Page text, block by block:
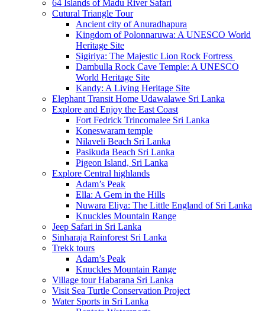
64 Islands of Madu River Safari
Cutural Triangle Tour
Ancient city of Anuradhapura
Kingdom of Polonnaruwa: A UNESCO World
Heritage Site
Sigiriya: The Majestic Lion Rock Fortress
Dambulla Rock Cave Temple: A UNESCO
World Heritage Site
Kandy: A Living Heritage Site
Elephant Transit Home Udawalawe Sri Lanka
Explore and Enjoy the East Coast
Fort Fedrick Trincomalee Sri Lanka
Koneswaram temple
Nilaveli Beach Sri Lanka
Pasikuda Beach Sri Lanka
Pigeon Island, Sri Lanka
Explore Central highlands
Adam’s Peak
Ella: A Gem in the Hills
Nuwara Eliya: The Little England of Sri Lanka
Knuckles Mountain Range
Jeep Safari in Sri Lanka
Sinharaja Rainforest Sri Lanka
Trekk tours
Adam’s Peak
Knuckles Mountain Range
Village tour Habarana Sri Lanka
Visit Sea Turtle Conservation Project
Water Sports in Sri Lanka